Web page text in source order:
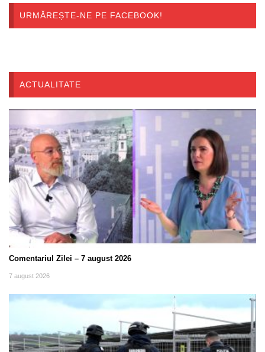
URMĂREȘTE-NE PE FACEBOOK!
ACTUALITATE
Comentariul Zilei – 7 august 2026
7 august 2026